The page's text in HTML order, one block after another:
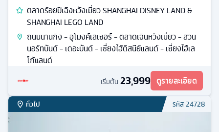
ตลาดร้อยปีเฉิงหวังเมี่ยว SHANGHAI DISNEY LAND &
SHANGHAI LEGO LAND
ถนนนานกิง - อุโมงค์เลเซอร์ - ตลาดเฉินหวังเมี่ยว - สวน
นอร์ทบันด์ - เดอะบันด์ - เซี่ยงไฮ้ดิสนีย์แลนด์ - เซี่ยงไฮ้เล
โก้แลนด์
เริ่มต้น 23,999 ดูรายละเอียด
ทั่วไป รหัส24728